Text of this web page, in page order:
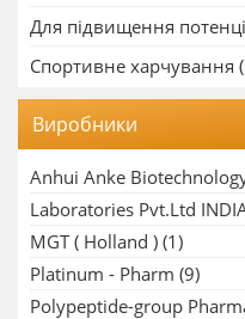
Для підвищення
Спортивне харчування
Виробники
Anhui Anke
Laboratories Pvt.Ltd
MGT ( Holland ) (1)
Platinum - Pharm (9)
Polypeptide-group